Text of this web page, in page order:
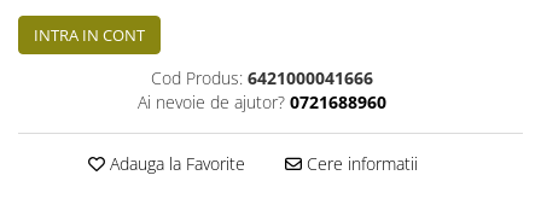
INTRA IN CONT
Cod Produs: 6421000041666
Ai nevoie de ajutor? 0721688960
Adauga la Favorite Cere informatii